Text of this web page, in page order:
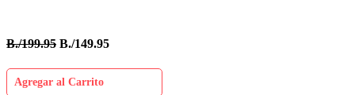
B./199.95 B./149.95
Agregar al Carrito